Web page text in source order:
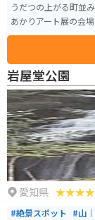
うだつの上がる町並
あかりアート展の会
ト地点としても活用
岩屋堂公園
愛知県
#絶景スポット #山